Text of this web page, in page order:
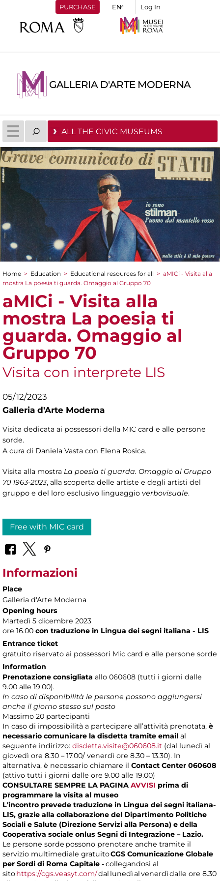
PURCHASE Log In
GALLERIA D'ARTE MODERNA
ALL THE CIVIC MUSEUMS
You are here
Home > Education > Educational resources for all > aMICi - Visita alla
mostra La poesia ti guarda. Omaggio al Gruppo 70
aMICi - Visita alla
mostra La poesia ti
guarda. Omaggio al
Gruppo 70
Visita con interprete LIS
05/12/2023
Galleria d'Arte Moderna
Visita dedicata ai possessori della MIC card e alle persone
sorde.
A cura di Daniela Vasta con Elena Rosica.
Visita alla mostra La poesia ti guarda. Omaggio al Gruppo
70 1963-2023, alla scoperta delle artiste e degli artisti del
gruppo e del loro esclusivo linguaggio verbovisuale.
Free with MIC card
Informazioni
Place
Galleria d'Arte Moderna
Opening hours
Martedì 5 dicembre 2023
ore 16.00 con traduzione in Lingua dei segni italiana - LIS
Entrance ticket
gratuito riservato ai possessori Mic card e alle persone sorde
Information
Prenotazione consigliata allo 060608 (tutti i giorni dalle
9.00 alle 19.00).
In caso di disponibilità le persone possono aggiungersi
anche il giorno stesso sul posto
Massimo 20 partecipanti
In caso di impossibilità a partecipare all’attività prenotata, è
necessario comunicare la disdetta tramite email al
seguente indirizzo: disdetta.visite@060608.it (dal lunedì al
giovedì ore 8.30 – 17.00/ venerdì ore 8.30 – 13.30). In
alternativa, è necessario chiamare il Contact Center 060608
(attivo tutti i giorni dalle ore 9.00 alle 19.00)
CONSULTARE SEMPRE LA PAGINA AVVISI prima di
programmare la visita al museo
L'incontro prevede traduzione in Lingua dei segni italiana-
LIS, grazie alla collaborazione del Dipartimento Politiche
Sociali e Salute (Direzione Servizi alla Persona) e della
Cooperativa sociale onlus Segni di Integrazione – Lazio.
Le persone sorde possono prenotare anche tramite il
servizio multimediale gratuitoCGS Comunicazione Globale
per Sordi di Roma Capitale -collegandosi al
sitohttps://cgs.veasyt.com/dal lunedì al venerdì dalle ore 8.30